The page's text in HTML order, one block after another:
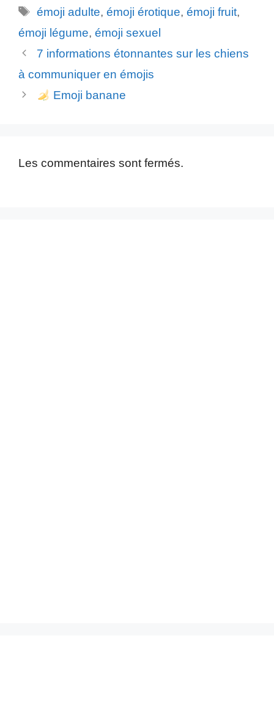
Étiquettes
émoji adulte,émoji érotique,émoji fruit,
émoji légume, émoji sexuel
7 informations étonnantes sur les chiens
à communiquer en émojis
Emoji banane
Les commentaires sont fermés.